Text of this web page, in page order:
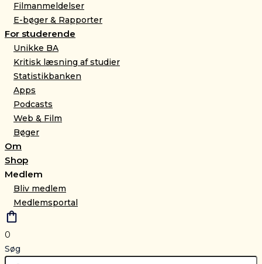
Filmanmeldelser
E-bøger & Rapporter
For studerende
Unikke BA
Kritisk læsning af studier
Statistikbanken
Apps
Podcasts
Web & Film
Bøger
Om
Shop
Medlem
Bliv medlem
Medlemsportal
0
Søg